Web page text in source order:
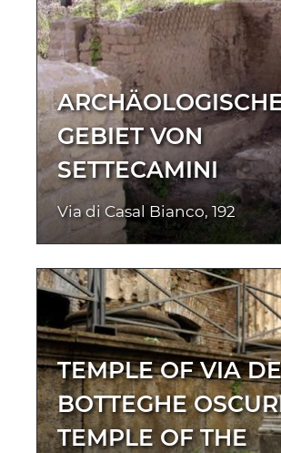
GEBIET VON
SETTECAMINI
Via di Casal Bianco, 192
TEMPLE OF VIA
BOTTEGHE
TEMPLE OF THE